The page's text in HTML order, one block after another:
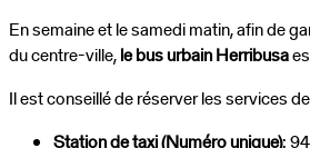
En semaine et le samedi matin, afin de
du centre-ville,le bus urbain Herribusa
Il est conseillé de réserver les services
Station de taxi (Numéro unique):